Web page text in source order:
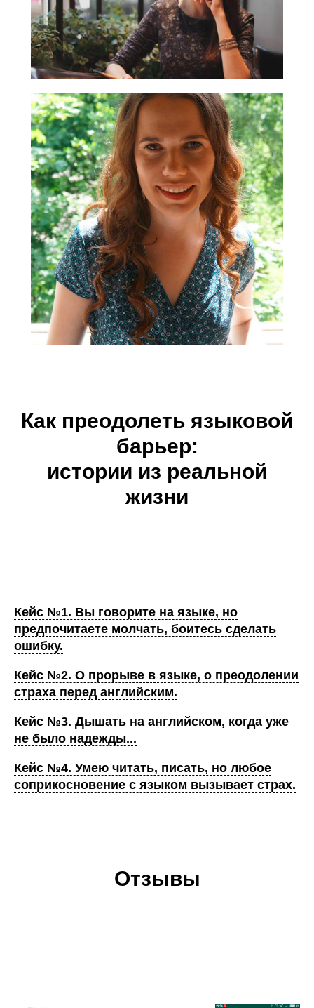
Как преодолеть языковой
барьер:
истории из реальной
жизни
Кейс №1. Вы говорите на языке, но
предпочитаете молчать, боитесь сделать
ошибку.
Кейс №2. О прорыве в языке, о преодолении
страха перед английским.
Кейс №3. Дышать на английском, когда уже
не было надежды...
Кейс №4. Умею читать, писать, но любое
соприкосновение с языком вызывает страх.
Отзывы